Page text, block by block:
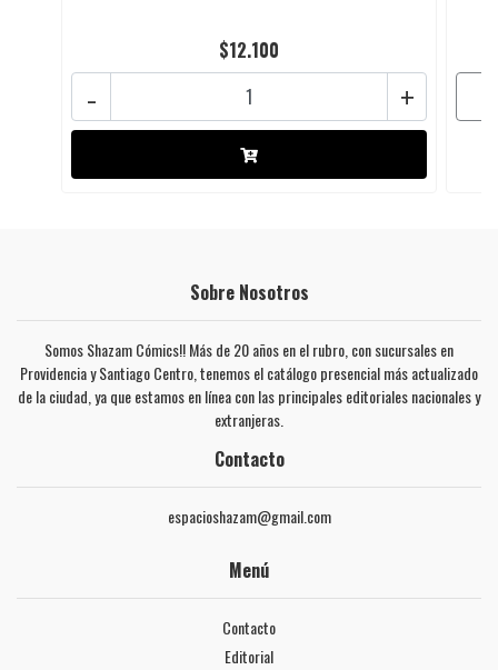
$12.100
+
-
Sobre Nosotros
Somos Shazam Cómics!! Más de 20 años en el rubro, con sucursales en
Providencia y Santiago Centro, tenemos el catálogo presencial más actualizado
de la ciudad, ya que estamos en línea con las principales editoriales nacionales y
extranjeras.
Contacto
espacioshazam@gmail.com
Menú
Contacto
Editorial